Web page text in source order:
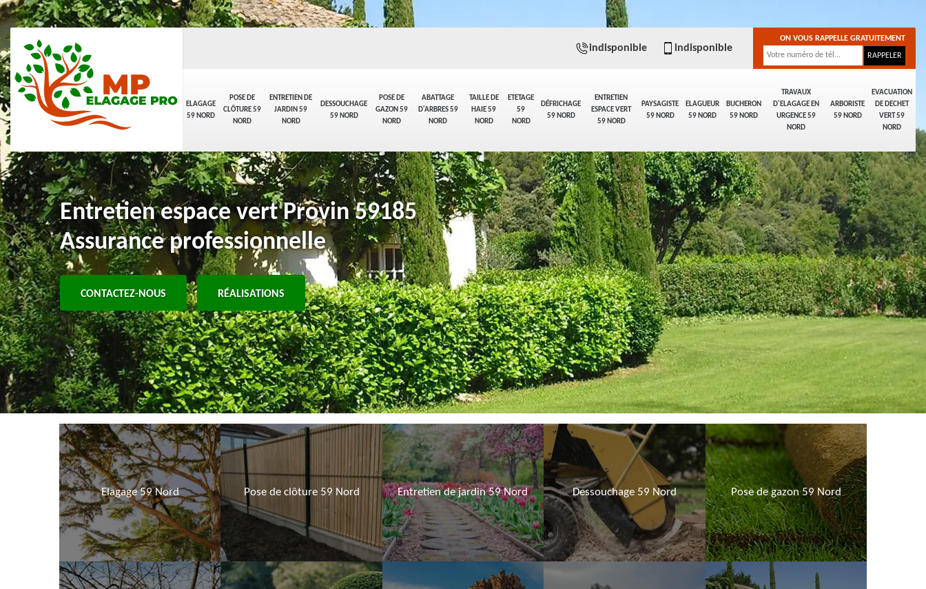
ELAGAGE
59 NORD
POSE DE
CLÔTURE 59
NORD
ENTRETIEN DE
JARDIN 59
NORD
DESSOUCHAGE
59 NORD
POSE DE
GAZON 59
NORD
ABATTAGE
D'ARBRES 59
NORD
TAILLE DE
HAIE 59
NORD
ETETAGE
59
NORD
DÉFRICHAGE
59 NORD
ENTRETIEN
ESPACE VERT
59 NORD
PAYSAGISTE
59 NORD
ELAGUEUR
59 NORD
BUCHERON
59 NORD
TRAVAUX
D'ELAGAGE EN
URGENCE 59
NORD
ARBORISTE
59 NORD
EVACUATION
DE DECHET
VERT 59
NORD
indisponible indisponible
ON VOUS RAPPELLE GRATUITEMENT
Entretien espace vert Provin 59185
Assurance professionnelle
CONTACTEZ-NOUS RÉALISATIONS
Elagage 59 Nord Pose de clôture 59 Nord Entretien de jardin 59 Nord Dessouchage 59 Nord Pose de gazon 59 Nord